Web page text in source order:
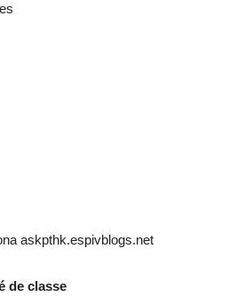
askpthk.espivblogs.net
de classe